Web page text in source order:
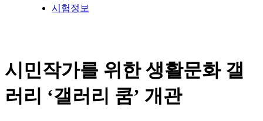
시험정보
시민작가를 위한 생활문화 갤
러리 ‘갤러리 쿰’ 개관